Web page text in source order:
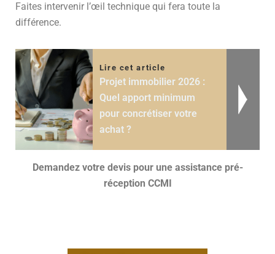
Faites intervenir l’œil technique qui fera toute la
différence.
Lire cet article
Projet immobilier 2026 :
Quel apport minimum
pour concrétiser votre
achat ?
Demandez votre devis pour une assistance pré-
réception CCMI